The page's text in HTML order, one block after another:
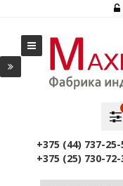
+375 (44) 737-25-
+375 (25) 730-72-